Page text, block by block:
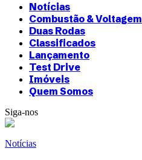
Notícias
Combustão & Voltagem
Duas Rodas
Classificados
Lançamento
Test Drive
Imóveis
Quem Somos
Siga-nos
Notícias